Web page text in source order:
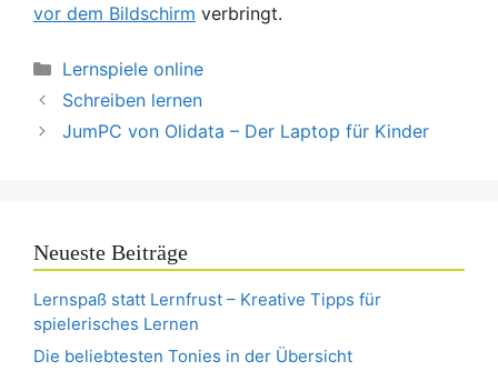
vor dem Bildschirm verbringt.
Kategorien
Lernspiele online
Schreiben lernen
JumPC von Olidata – Der Laptop für Kinder
Neueste Beiträge
Lernspaß statt Lernfrust – Kreative Tipps für
spielerisches Lernen
Die beliebtesten Tonies in der Übersicht